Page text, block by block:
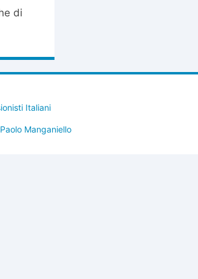
di
Italiani
Paolo Manganiello